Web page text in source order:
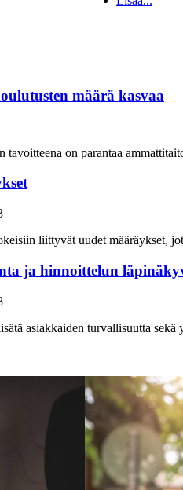
määrä kasvaa
on parantaa
liittyvät uudet määräykset,
ja hinnoittelun
asiakkaiden turvallisuutta